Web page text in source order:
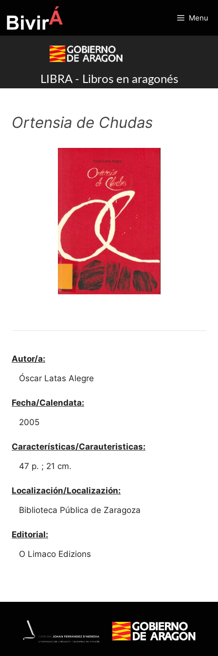
to
content
Menu
LIBRA - Libros en aragonés
Ortensia de Chudas
Autor/a:
Óscar Latas Alegre
Fecha/Calendata:
2005
Características/Carauteristicas:
47 p. ; 21 cm.
Localización/Localizazión:
Biblioteca Pública de Zaragoza
Editorial:
O Limaco Edizions